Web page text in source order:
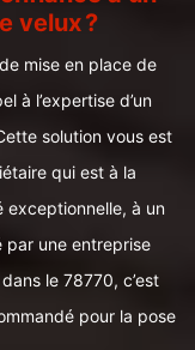
velux ?
mise en place de
à l’expertise d’un
solution vous est
qui est à la
exceptionnelle, à un
par une entreprise
le 78770, c’est
pour la pose